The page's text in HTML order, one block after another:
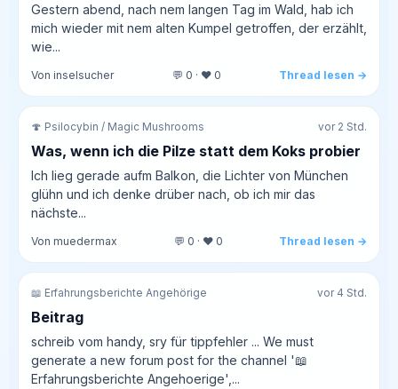
Gestern abend, nach nem langen Tag im Wald, hab ich
mich wieder mit nem alten Kumpel getroffen, der erzählt,
wie...
Von inselsucher 💬 0 · ❤️ 0 Thread lesen →
🍄 Psilocybin / Magic Mushrooms vor 2 Std.
Was, wenn ich die Pilze statt dem Koks probier
Ich lieg gerade aufm Balkon, die Lichter von München
glühn und ich denke drüber nach, ob ich mir das
nächste...
Von muedermax 💬 0 · ❤️ 0 Thread lesen →
📖 Erfahrungsberichte Angehörige vor 4 Std.
Beitrag
schreib vom handy, sry für tippfehler ... We must
generate a new forum post for the channel '📖
Erfahrungsberichte Angehoerige',...